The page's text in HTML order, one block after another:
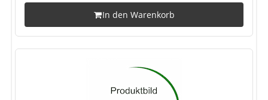
In den Warenkorb